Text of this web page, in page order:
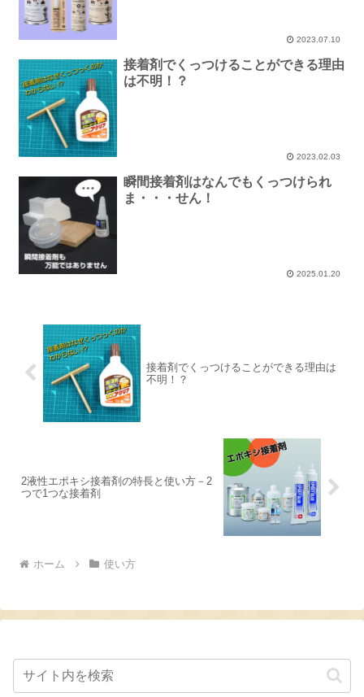
2023.07.10
接着剤でくっつけることができる理由
は不明！？
2023.02.03
瞬間接着剤はなんでもくっつけられ
ま・・・せん！
2025.01.20
接着剤でくっつけることができる理由は
不明！？
2液性エポキシ接着剤の特長と使い方－2
つで1つな接着剤
ホーム 使い方